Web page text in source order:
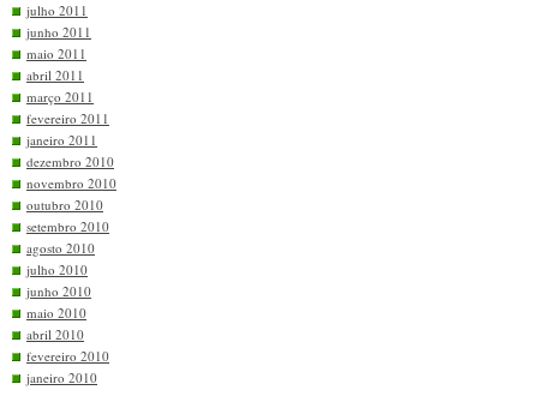
julho 2011
junho 2011
maio 2011
abril 2011
março 2011
fevereiro 2011
janeiro 2011
dezembro 2010
novembro 2010
outubro 2010
setembro 2010
agosto 2010
julho 2010
junho 2010
maio 2010
abril 2010
fevereiro 2010
janeiro 2010